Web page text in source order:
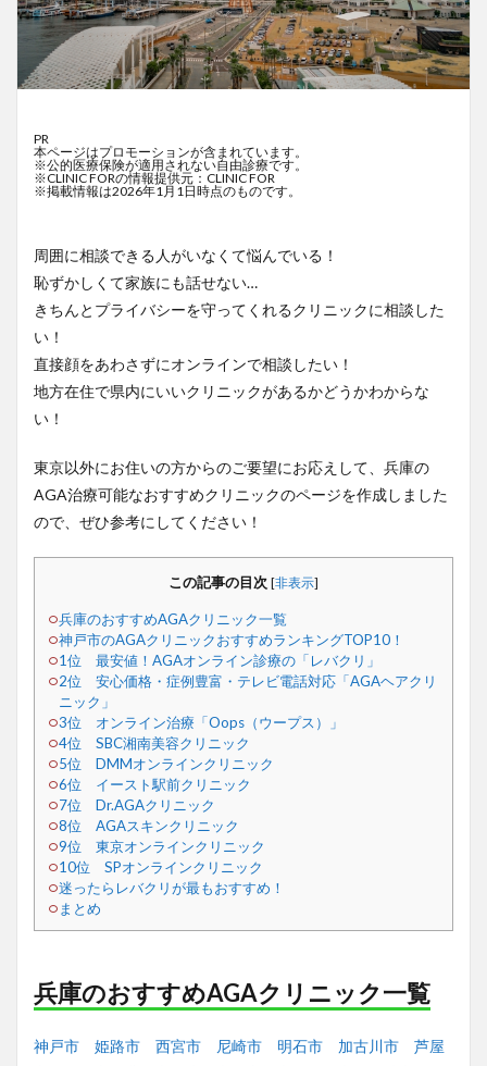
PR
本ページはプロモーションが含まれています。
※公的医療保険が適用されない自由診療です。
※CLINIC FORの情報提供元：CLINIC FOR
※掲載情報は2026年1月1日時点のものです。
周囲に相談できる人がいなくて悩んでいる！
恥ずかしくて家族にも話せない…
きちんとプライバシーを守ってくれるクリニックに相談した
い！
直接顔をあわさずにオンラインで相談したい！
地方在住で県内にいいクリニックがあるかどうかわからな
い！
東京以外にお住いの方からのご要望にお応えして、兵庫の
AGA治療可能なおすすめクリニックのページを作成しました
ので、ぜひ参考にしてください！
この記事の目次 [非表示]
兵庫のおすすめAGAクリニック一覧
神戸市のAGAクリニックおすすめランキングTOP10！
1位 最安値！AGAオンライン診療の「レバクリ」
2位 安心価格・症例豊富・テレビ電話対応「AGAヘアクリ
ニック」
3位 オンライン治療「Oops（ウープス）」
4位 SBC湘南美容クリニック
5位 DMMオンラインクリニック
6位 イースト駅前クリニック
7位 Dr.AGAクリニック
8位 AGAスキンクリニック
9位 東京オンラインクリニック
10位 SPオンラインクリニック
迷ったらレバクリが最もおすすめ！
まとめ
兵庫のおすすめAGAクリニック一覧
神戸市 姫路市 西宮市 尼崎市 明石市 加古川市
芦屋